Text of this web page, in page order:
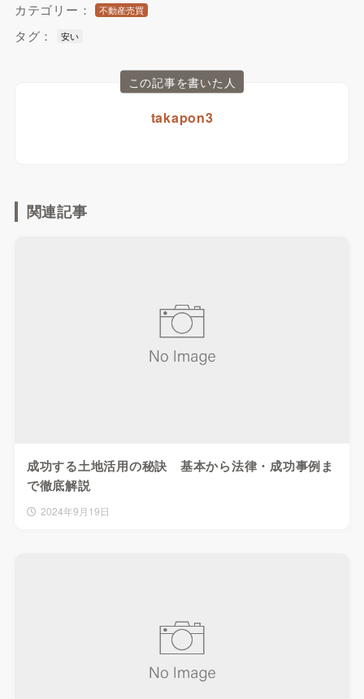
カテゴリー： 不動産売買
タグ： 安い
この記事を書いた人
takapon3
関連記事
成功する土地活用の秘訣 基本から法律・成功事例ま
で徹底解説
2024年9月19日